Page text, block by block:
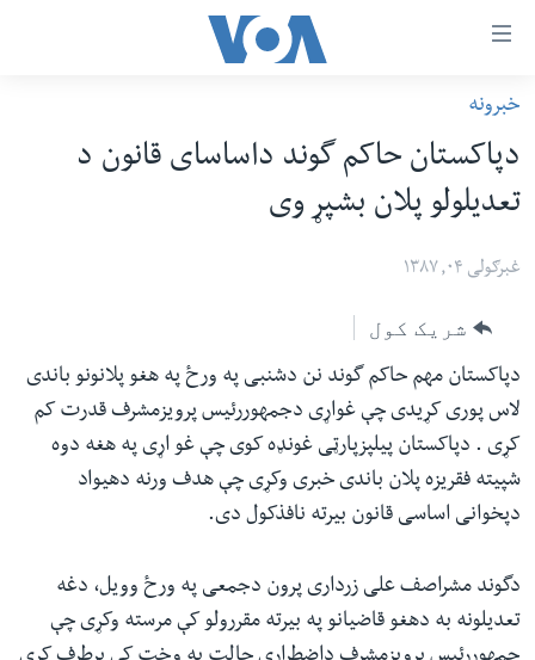
رسي
وړ
اتصالات
متن
شئ
عمومي
لارښود
لاړ
لټون
ځای
افغانستان
سیمه
امریکا
ښځې او نجونې
ځوانان
د بیان ازادي
روغتیا
سرمقاله
له مونږ سره په تماس کې پاتې شئ
خبرونه
دپاکستان حاکم گوند داساسای قانون د
تعدیلولو پلان بشپړ وی
غبرګولی ۰۴, ۱۳۸۷
شریک کول
دپاکستان مهم حاکم گوند نن دشنبی په ورځ په هغو پلانونو باندی
لاس پوری کړیدی چې غواړی دجمهوررئیس پرویزمشرف قدرت کم
کړی . دپاکستان پیلپزپارټی غونډه کوی چې غو اړی په هغه دوه
شپیته فقریزه پلان باندی خبری وکړی چې هدف ورنه دهیواد
دپخوانی اساسی قانون بیرته نافذکول دی.
دگوند مشراصف علی زرداری پرون دجمعی په ورځ وویل، دغه
تعدیلونه به دهغو قاضیانو په بیرته مقررولو کې مرسته وکړی چې